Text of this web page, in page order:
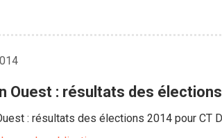
Ouest : résultats des
: résultats des élections 2014 pour CT